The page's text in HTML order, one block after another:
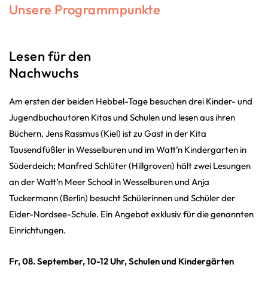
Unsere Programmpunkte
Lesen für den
Nachwuchs
Am ersten der beiden Hebbel-Tage besuchen drei Kinder- und
Jugendbuchautoren Kitas und Schulen und lesen aus ihren
Büchern. Jens Rassmus (Kiel) ist zu Gast in der Kita
Tausendfüßler in Wesselburen und im Watt’n Kindergarten in
Süderdeich; Manfred Schlüter (Hillgroven) hält zwei Lesungen
an der Watt’n Meer School in Wesselburen und Anja
Tuckermann (Berlin) besucht Schülerinnen und Schüler der
Eider-Nordsee-Schule. Ein Angebot exklusiv für die genannten
Einrichtungen.
Fr, 08. September, 10-12 Uhr, Schulen und Kindergärten